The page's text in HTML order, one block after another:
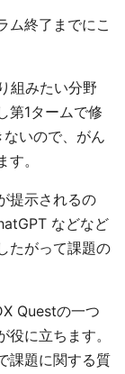
ム終了までにこ
組みたい分野
第1タームで修
いので、がん
。
提示されるの
などなど
たがって課題の
Questの一つ
に立ちます。
課題に関する質